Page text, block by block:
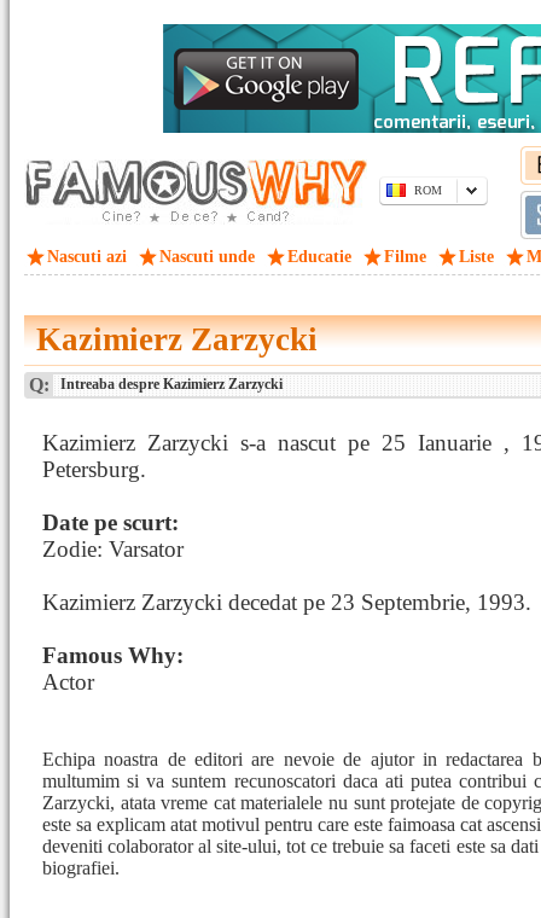
ROM
Nascuti azi Nascuti unde Educatie Filme Liste
Kazimierz Zarzycki
Q: Intreaba despre Kazimierz Zarzycki
Kazimierz Zarzycki s-a nascut pe 25 Ianuarie ,
Petersburg.
Date pe scurt:
Zodie: Varsator
Kazimierz Zarzycki decedat pe 23 Septembrie, 1993.
Famous Why:
Actor
Echipa noastra de editori are nevoie de ajutor in
multumim si va suntem recunoscatori daca ati putea contribui
Zarzycki, atata vreme cat materialele nu sunt protejate de
este sa explicam atat motivul pentru care este faimoasa cat
deveniti colaborator al site-ului, tot ce trebuie sa faceti este sa
biografiei.